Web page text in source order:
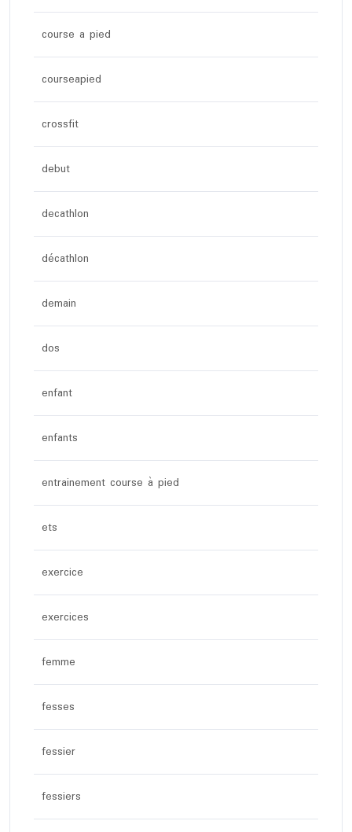
course a pied
courseapied
crossfit
debut
decathlon
décathlon
demain
dos
enfant
enfants
entrainement course à pied
ets
exercice
exercices
femme
fesses
fessier
fessiers